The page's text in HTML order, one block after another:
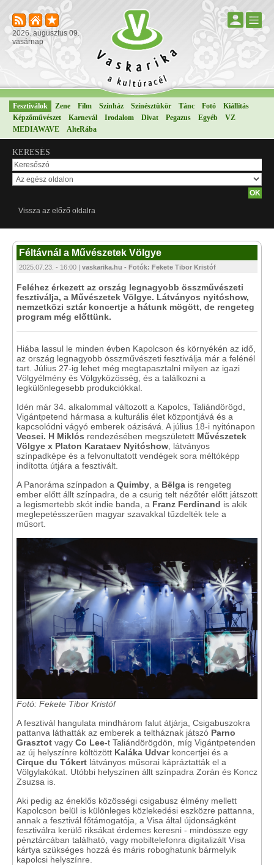
2026. augusztus 09.
vasárnap
Fesztiválok Zene Film Színház Színésztükör Tánc Fotó
Kiállítás
Képzőművészet
Karnevál Irodalom Divat Pegazus Egyéb
VZ
MEDIAWAVE
AlteRába
KERESÉS
Vissza az előző oldalra
Féltávnál a Művészetek Völgye
2025.07.23. - 16:00 | vaskarika.hu - Fotók: Fekete Tibor Kristóf
Feléhez érkezett az ország legnagyobb összművészeti
fesztiválja, a Művészetek Völgye. Látványos nyitóshow,
nemzetközi sztár koncertje a hátunk mögött, de rengeteg
program még előttünk.
Hiába lassul le minden évben Kapolcson és környékén az idő,
az ország legnagyobb összművészeti fesztiválja már a felénél
tart. Július 27-ig lehet még megtapasztalni milyen az igazi
Völgyélmény és Völgyközösség, és a találkozni a
legkülönlegesebb produkciókkal.
Idén már 34. alkalommal változott a Kapolcs, Taliándörögd,
Vigántpetend hármasa a kulturális élet központjává és a
kapcsolódni vágyó emberek oázisává. A július 18-i nyitónapon
Vecsei. H Miklós rendezésében megszületett Művészetek
Völgye x Platon Karataev Nyitóshow , látványos
színpadképe és a felvonultatott vendégek sora méltóképp
indította útjára a fesztivált.
A Panoráma színpadon a Quimby , a Bëlga is rengeteg
ember előtt állt színpadra, de a csurig telt nézőtér előtt játszott
a legismertebb skót indie banda, a Franz Ferdinand is akik
meglepetésszerűen magyar szavakkal tűzdelték tele a
műsort.
Fotó: Fekete Tibor Kristóf
A fesztivál hangulata mindhárom falut átjárja, Csigabuszokra
pattanva láthatták az emberek a teltháznak játszó Parno
Grasztot vagy Co Lee-t Taliándörögdön, míg Vigántpetenden
az új helyszínre költözött Kaláka Udvarkoncertjei és a
Cirque du Tókert látványos műsorai kápráztatták el a
Völgylakókat. Utóbbi helyszínen állt színpadra Zorán és Koncz
Zsuzsa is.
Aki pedig az éneklős közösségi csigabusz élmény mellett
Kapolcson belül is különleges közlekedési eszközre pattanna,
annak a fesztivál főtámogatója, a Visa által újdonságként
fesztiválra kerülő riksákat érdemes keresni - mindössze egy
pénztárcában található, vagy mobiltelefonra digitalizált Visa
kártya szükséges hozzá és máris roboghatunk bármelyik
kapolcsi helyszínre.